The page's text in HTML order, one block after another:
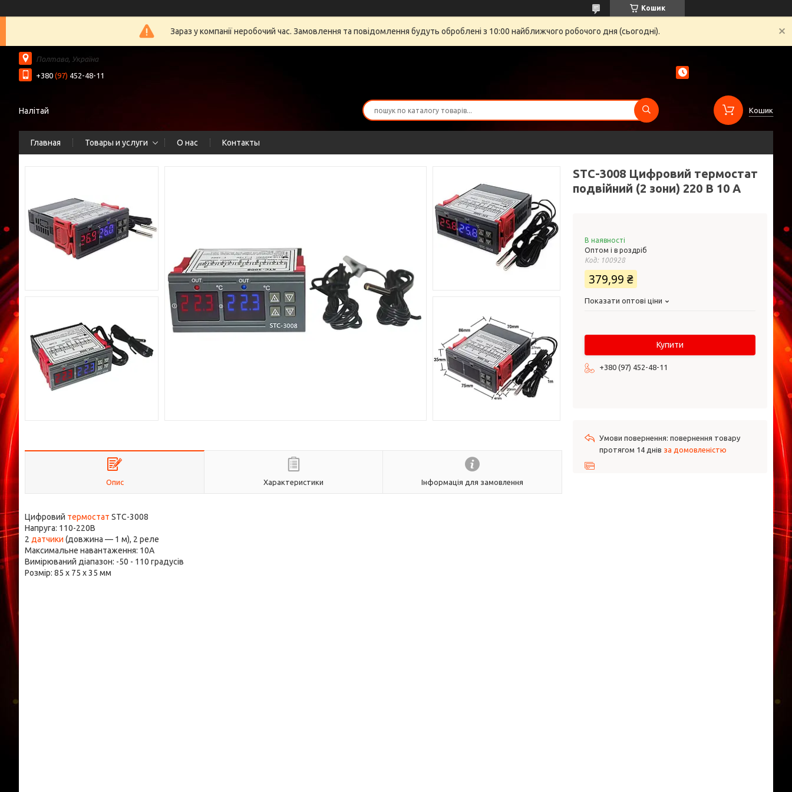
Кошик
Зараз у компанії неробочий час. Замовлення та повідомлення будуть оброблені з 10:00 найближчого робочого дня (сьогодні).
Полтава, Україна
+380 (97) 452-48-11
Налітай Кошик
Главная Товары и услуги О нас Контакты
Опис Характеристики Інформація для замовлення
Цифровий термостат STC-3008
Напруга: 110-220В
2 датчики (довжина — 1 м), 2 реле
Максимальне навантаження: 10А
Вимірюваний діапазон: -50 - 110 градусів
Розмір: 85 х 75 х 35 мм
STC-3008 Цифровий термостат
подвійний (2 зони) 220 В 10 А
В наявності
Оптом і в роздріб
Код: 100928
379,99 ₴
Показати оптові ціни
Купити
+380 (97) 452-48-11
повернення товару
протягом 14 днів за домовленістю